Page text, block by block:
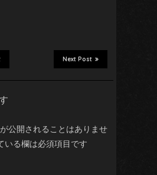
Next Post
公開されることはありませ
いる欄は必須項目です